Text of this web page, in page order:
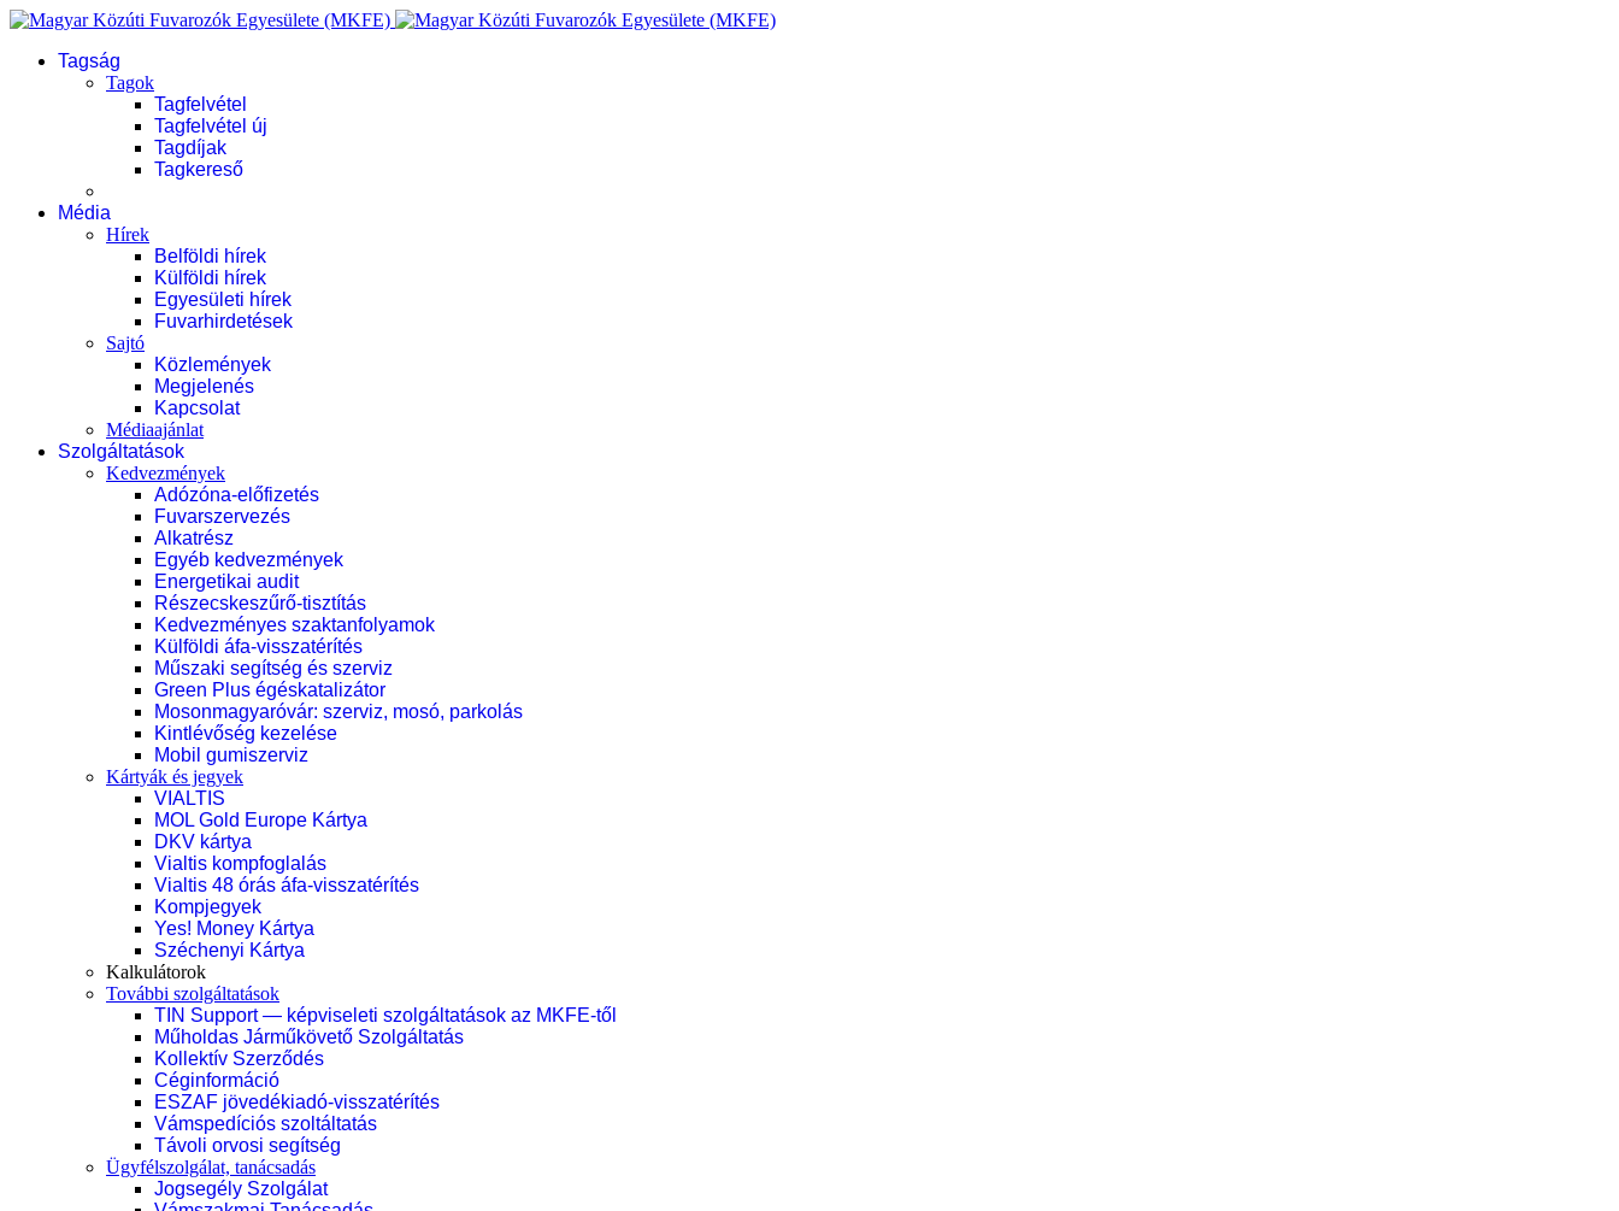
Tagság
Tagok
Tagfelvétel
Tagfelvétel új
Tagdíjak
Tagkereső
Média
Hírek
Belföldi hírek
Külföldi hírek
Egyesületi hírek
Fuvarhirdetések
Sajtó
Közlemények
Megjelenés
Kapcsolat
Médiaajánlat
Szolgáltatások
Kedvezmények
Adózóna-előfizetés
Fuvarszervezés
Alkatrész
Egyéb kedvezmények
Energetikai audit
Részecskeszűrő-tisztítás
Kedvezményes szaktanfolyamok
Külföldi áfa-visszatérítés
Műszaki segítség és szerviz
Green Plus égéskatalizátor
Mosonmagyaróvár: szerviz, mosó, parkolás
Kintlévőség kezelése
Mobil gumiszerviz
Kártyák és jegyek
VIALTIS
MOL Gold Europe Kártya
DKV kártya
Vialtis kompfoglalás
Vialtis 48 órás áfa-visszatérítés
Kompjegyek
Yes! Money Kártya
Széchenyi Kártya
Kalkulátorok
További szolgáltatások
TIN Support — képviseleti szolgáltatások az MKFE-től
Műholdas Járműkövető Szolgáltatás
Kollektív Szerződés
Céginformáció
ESZAF jövedékiadó-visszatérítés
Vámspedíciós szoltáltatás
Távoli orvosi segítség
Ügyfélszolgálat, tanácsadás
Jogsegély Szolgálat